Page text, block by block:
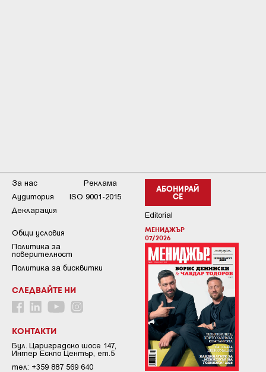
АБОНИРАЙ
СЕ
Editorial
МЕНИДЖЪР
07/2026
За нас
Реклама
Аудитория
ISO 9001-2015
Декларация
Общи условия
Пoлитикa зa
пoвepитeлнocт
Политика за бисквитки
СЛЕДВАЙТЕ НИ
КОНТАКТИ
Бул. Цариградско шосе 147,
Интер Ескпо Център, ет.5
тел: +359 887 569 640